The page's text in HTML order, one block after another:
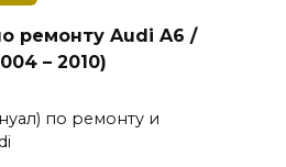
ремонту Audi A6 /
– 2010)
по ремонту и